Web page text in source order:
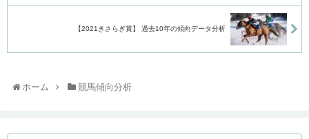
【2021きさらぎ賞】 過去10年の傾向データ分析
ホーム 競馬傾向分析